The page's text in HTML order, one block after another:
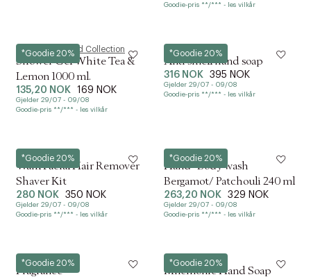
Goodie-pris **/*** - les vilkår
*Goodie 20%
Magasin du Nord Collection
Shower Gel White Tea &
Lemon 1000 ml.
135,20 NOK 169 NOK
Gjelder 29/07 - 09/08
Goodie-pris **/*** - les vilkår
*Goodie 20%
Humdakin
Anti smell hand soap
316 NOK 395 NOK
Gjelder 29/07 - 09/08
Goodie-pris **/*** - les vilkår
*Goodie 20%
WAHL
Wahl Facial Hair Remover
Shaver Kit
280 NOK 350 NOK
Gjelder 29/07 - 09/08
Goodie-pris **/*** - les vilkår
*Goodie 20%
L:a Bruket
Hand- Body wash
Bergamot/ Patchouli 240 ml
263,20 NOK 329 NOK
Gjelder 29/07 - 09/08
Goodie-pris **/*** - les vilkår
*Goodie 20%
L:a Bruket
Fragrance
*Goodie 20%
&Tradition
Mnemonic Hand Soap